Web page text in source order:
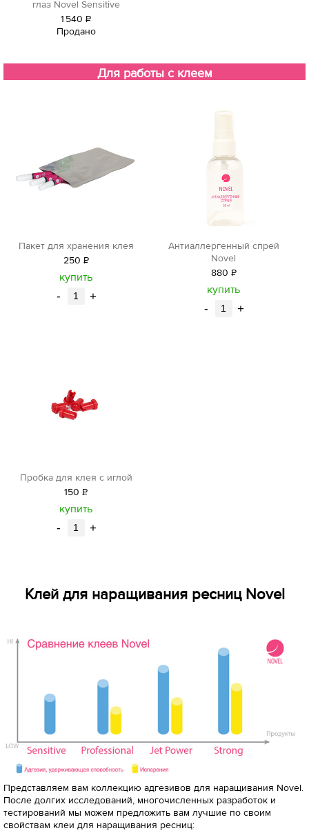
глаз Novel Sensitive
1 540 Р
уб.
Продано
Для работы с клеем
Пакет для хранения клея
250 Р
уб.
купить
- +
Антиаллергенный спрей
Novel
880 Р
уб.
купить
- +
Пробка для клея с иглой
150 Р
уб.
купить
- +
Клей для наращивания ресниц Novel
Представляем вам коллекцию адгезивов для наращивания Novel.
После долгих исследований, многочисленных разработок и
тестирований мы можем предложить вам лучшие по своим
свойствам клеи для наращивания ресниц: